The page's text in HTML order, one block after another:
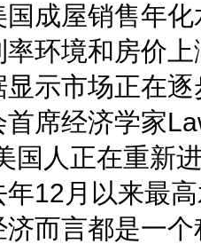
成屋销售年
环境和房价
示市场正在
席经济学家
国人正在重新
年12月以来最
而言都是一个